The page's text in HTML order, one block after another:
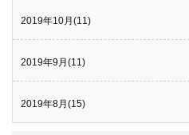
2019年10月(11)
2019年9月(11)
2019年8月(15)